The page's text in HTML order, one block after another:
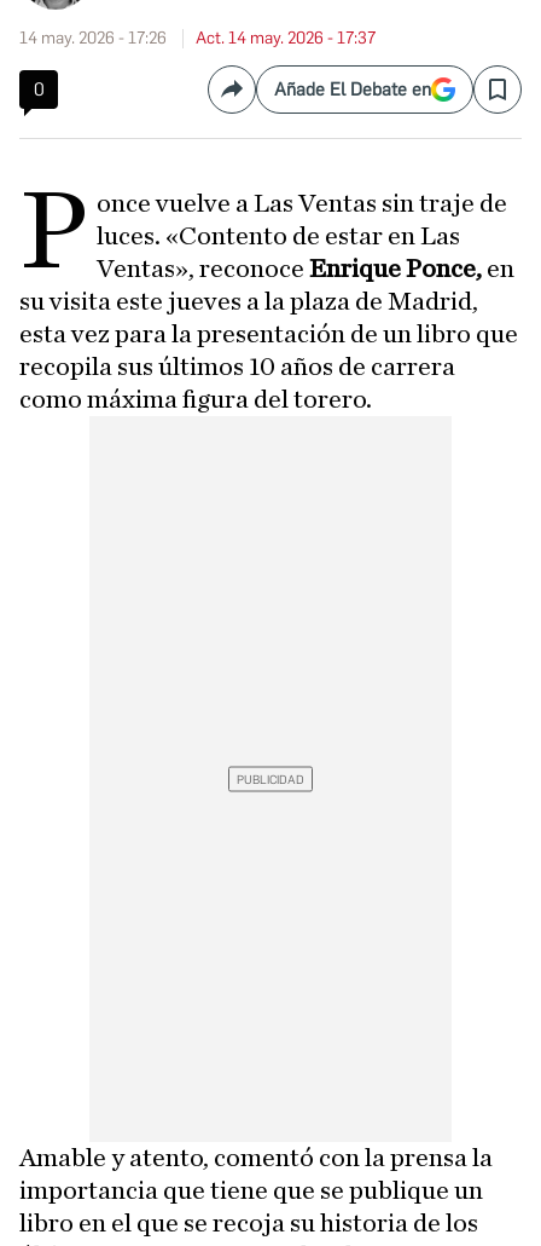
14 may. 2026 - 17:26 Act. 14 may. 2026 - 17:37
0 CompartirAñade El Debate en Save
P once vuelve a Las Ventas sin traje de
luces. «Contento de estar en Las
Ventas», reconoceEnrique Ponce, en
su visita este jueves a la plaza de Madrid,
esta vez para la presentación de un libro que
recopila sus últimos 10 años de carrera
como máxima figura del torero.
Amable y atento, comentó con la prensa la
importancia que tiene que se publique un
libro en el que se recoja su historia de los